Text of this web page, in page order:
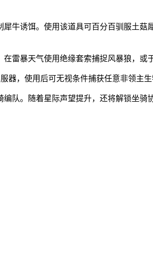
牛诱饵。使用该道具可百分百驯服土
雷暴天气使用绝缘套索捕捉风暴狼，或
器，使用后可无视条件捕获任意非领主
队。随着星际声望提升，还将解锁坐骑